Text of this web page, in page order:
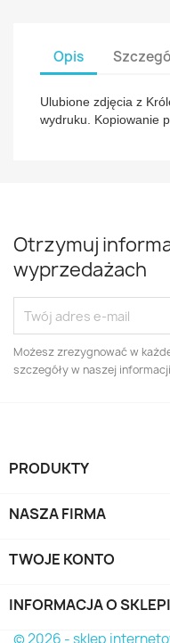
Opis
Ulubione zdjęcia z
wydruku. Kopiowanie
Otrzymuj
wyprzedażach
Możesz zrezygnować w
szczegóły w naszej
PRODUKTY
NASZA FIRMA
TWOJE KONTO
INFORMACJA O
© 2026 - sklep